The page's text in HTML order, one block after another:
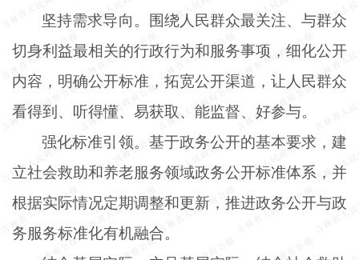
坚持需求导向。围绕人民群众最关注、与群众
切身利益最相关的行政行为和服务事项，细化公开
内容，明确公开标准，拓宽公开渠道，让人民群众
看得到、听得懂、易获取、能监督、好参与。
强化标准引领。基于政务公开的基本要求，建
立社会救助和养老服务领域政务公开标准体系，并
根据实际情况定期调整和更新，推进政务公开与政
务服务标准化有机融合。